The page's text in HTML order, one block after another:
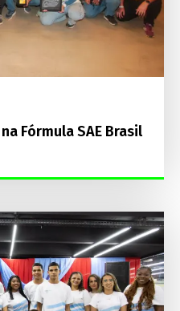
Fórmula SAE Brasil